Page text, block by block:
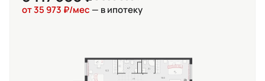
от 35 973 ₽/мес — в ипотеку